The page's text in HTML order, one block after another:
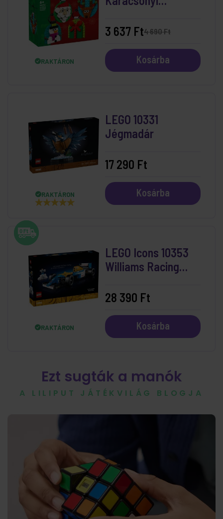
RAKTÁRON
4 690 Ft
3 637 Ft
Kosárba
RAKTÁRON
LEGO 10331
Jégmadár
17 290 Ft
Kosárba
RAKTÁRON
LEGO Icons 10353
Williams Racing
Mansell
28 390 Ft
Kosárba
Ezt sugták a manók
A LILIPUT JÁTÉKVILÁG BLOGJA